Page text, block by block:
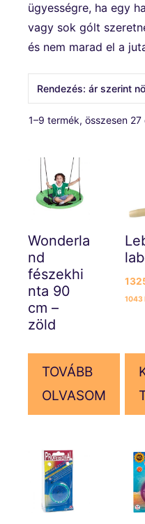
ügyességre, ha egy
vagy sok gólt
és nem marad el a
1–9 termék, összesen 27
Wonderla
nd
fészekhi
nta 90
cm –
zöld
TOVÁBB
OLVASOM
1043